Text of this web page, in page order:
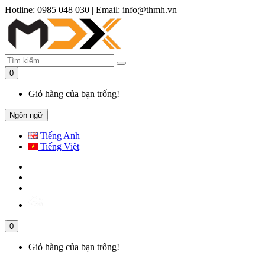
Hotline: 0985 048 030 | Email: info@thmh.vn
0
Giỏ hàng của bạn trống!
Ngôn ngữ
Tiếng Anh
Tiếng Việt
0
Giỏ hàng của bạn trống!